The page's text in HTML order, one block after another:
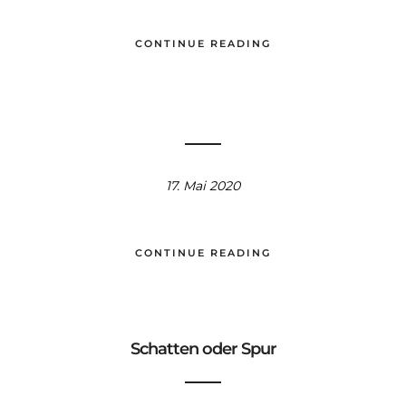
CONTINUE READING
17. Mai 2020
CONTINUE READING
Schatten oder Spur